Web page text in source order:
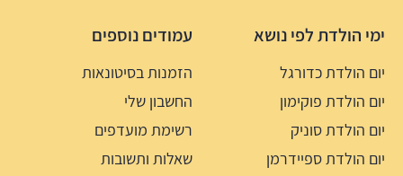
ימי הולדת לפי נושא
יום הולדת כדורגל
יום הולדת פוקימון
יום הולדת סוניק
יום הולדת ספיידרמן
עמודים נוספים
הזמנות בסיטונאות
החשבון שלי
רשימת מועדפים
שאלות ותשובות